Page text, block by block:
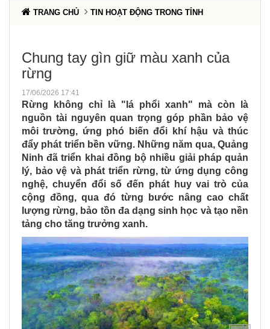
TRANG CHỦ TIN HOẠT ĐỘNG TRONG TỈNH
Chung tay gìn giữ màu xanh của
rừng
17/06/2026 17:41
Rừng không chỉ là "lá phổi xanh" mà còn là
nguồn tài nguyên quan trọng góp phần bảo vệ
môi trường, ứng phó biến đổi khí hậu và thúc
đẩy phát triển bền vững. Những năm qua, Quảng
Ninh đã triển khai đồng bộ nhiều giải pháp quản
lý, bảo vệ và phát triển rừng, từ ứng dụng công
nghệ, chuyển đổi số đến phát huy vai trò của
cộng đồng, qua đó từng bước nâng cao chất
lượng rừng, bảo tồn đa dạng sinh học và tạo nền
tảng cho tăng trưởng xanh.